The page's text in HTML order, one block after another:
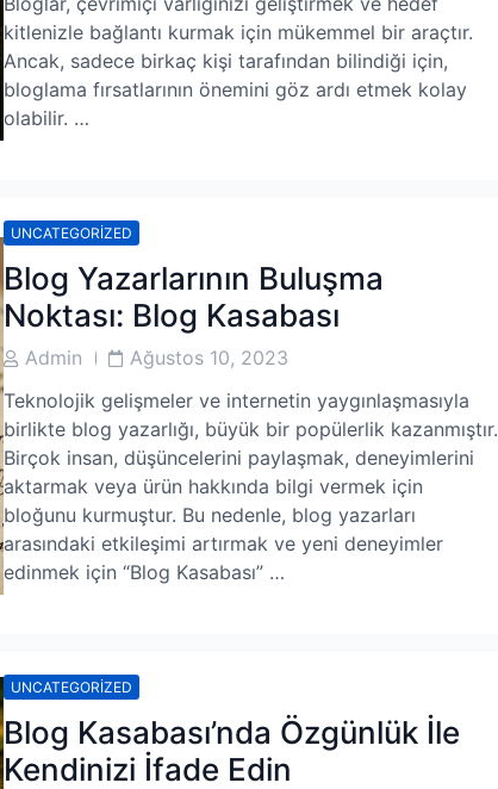
kitlenizle bağlantı kurmak için mükemmel bir araçtır.
Ancak, sadece birkaç kişi tarafından bilindiği için,
bloglama fırsatlarının önemini göz ardı etmek kolay
olabilir. …
UNCATEGORIZED
Blog Yazarlarının Buluşma
Noktası: Blog Kasabası
Post
Author
Admin
PostAğustos 10, 2023
Teknolojik gelişmeler ve internetin yaygınlaşmasıyla
birlikte blog yazarlığı, büyük bir popülerlik kazanmıştır.
Birçok insan, düşüncelerini paylaşmak, deneyimlerini
aktarmak veya ürün hakkında bilgi vermek için
bloğunu kurmuştur. Bu nedenle, blog yazarları
arasındaki etkileşimi artırmak ve yeni deneyimler
edinmek için “Blog Kasabası” …
UNCATEGORIZED
Blog Kasabası’nda Özgünlük İle
Kendinizi İfade Edin